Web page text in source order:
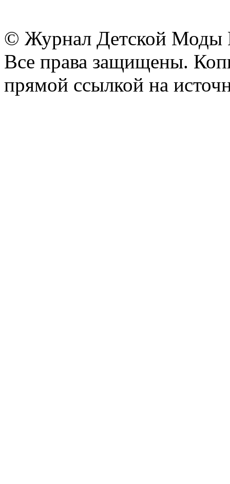
© Журнал Детской Моды
Все права защищены.
прямой ссылкой на